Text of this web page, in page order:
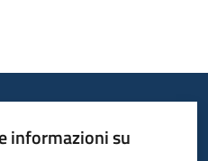
informazioni su